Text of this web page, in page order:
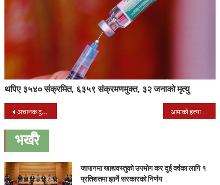
थपिए ३५४० संक्रमित, ६३५९ संक्रमणमुक्त, ३२ जनाको मृत्‍यु
Post
navigation
अचानक दुई देशका प्रधानमन्त्रीले दिए राजिनामा, आमाको हत्या गर्ने दम्पतीलाई सर्वस्वसहित जन्मकैदको सजाय
भर्खरै
जापानमा खाद्यवस्तुको उपभोग कर दुई वर्षका लागि १
प्रतिशतमा झार्ने सरकारको निर्णय